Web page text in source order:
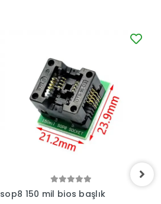
sop8 150 mil bios başlık